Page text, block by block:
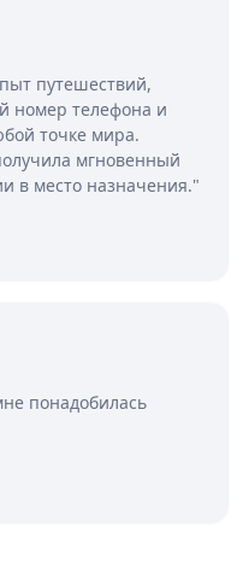
путешествий,
номер телефона и
точке мира.
мгновенный
в место назначения."
понадобилась